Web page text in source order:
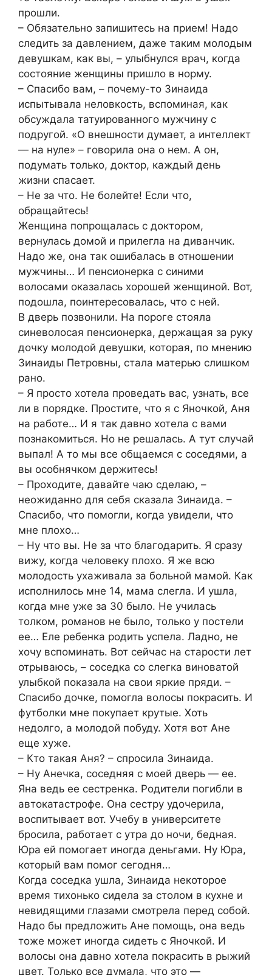
прошли.
– Обязательно запишитесь на прием! Надо
следить за давлением, даже таким молодым
девушкам, как вы, – улыбнулся врач, когда
состояние женщины пришло в норму.
– Спасибо вам, – почему-то Зинаида
испытывала неловкость, вспоминая, как
обсуждала татуированного мужчину с
подругой. «О внешности думает, а интеллект
— на нуле» – говорила она о нем. А он,
подумать только, доктор, каждый день
жизни спасает.
– Не за что. Не болейте! Если что,
обращайтесь!
Женщина попрощалась с доктором,
вернулась домой и прилегла на диванчик.
Надо же, она так ошибалась в отношении
мужчины… И пенсионерка с синими
волосами оказалась хорошей женщиной. Вот,
подошла, поинтересовалась, что с ней.
В дверь позвонили. На пороге стояла
синеволосая пенсионерка, держащая за руку
дочку молодой девушки, которая, по мнению
Зинаиды Петровны, стала матерью слишком
рано.
– Я просто хотела проведать вас, узнать, все
ли в порядке. Простите, что я с Яночкой, Аня
на работе… И я так давно хотела с вами
познакомиться. Но не решалась. А тут случай
выпал! А то мы все общаемся с соседями, а
вы особнячком держитесь!
– Проходите, давайте чаю сделаю, –
неожиданно для себя сказала Зинаида. –
Спасибо, что помогли, когда увидели, что
мне плохо…
– Ну что вы. Не за что благодарить. Я сразу
вижу, когда человеку плохо. Я же всю
молодость ухаживала за больной мамой. Как
исполнилось мне 14, мама слегла. И ушла,
когда мне уже за 30 было. Не училась
толком, романов не было, только у постели
ее… Еле ребенка родить успела. Ладно, не
хочу вспоминать. Вот сейчас на старости лет
отрываюсь, – соседка со слегка виноватой
улыбкой показала на свои яркие пряди. –
Спасибо дочке, помогла волосы покрасить. И
футболки мне покупает крутые. Хоть
недолго, а молодой побуду. Хотя вот Ане
еще хуже.
– Кто такая Аня? – спросила Зинаида.
– Ну Анечка, соседняя с моей дверь — ее.
Яна ведь ее сестренка. Родители погибли в
автокатастрофе. Она сестру удочерила,
воспитывает вот. Учебу в университете
бросила, работает с утра до ночи, бедная.
Юра ей помогает иногда деньгами. Ну Юра,
который вам помог сегодня…
Когда соседка ушла, Зинаида некоторое
время тихонько сидела за столом в кухне и
невидящими глазами смотрела перед собой.
Надо бы предложить Ане помощь, она ведь
тоже может иногда сидеть с Яночкой. И
волосы она давно хотела покрасить в рыжий
цвет. Только все думала, что это —